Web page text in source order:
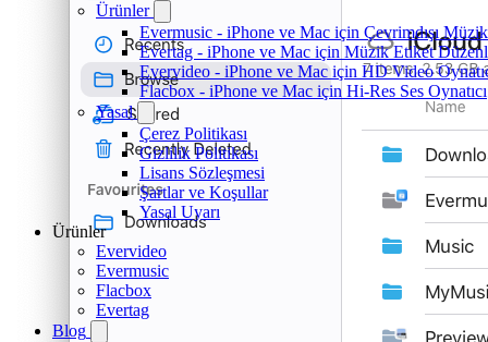
Ürünler
Evermusic - iPhone ve Mac için Çevrimdışı
Evertag - iPhone ve Mac için Müzik Etiket
Evervideo - iPhone ve Mac için HD Video
Flacbox - iPhone ve Mac için Hi-Res Ses Oynatıcı
Yasal
Çerez Politikası
Gizlilik Politikası
Lisans Sözleşmesi
Şartlar ve Koşullar
Yasal Uyarı
Ürünler
Evervideo
Evermusic
Flacbox
Evertag
Blog